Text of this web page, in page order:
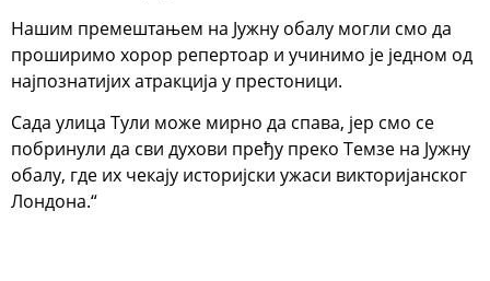
Нашим премештањем на Јужну обалу могли смо да
проширимо хорор репертоар и учинимо је једном од
најпознатијих атракција у престоници.
Сада улица Тули може мирно да спава, јер смо се
побринули да сви духови пређу преко Темзе на Јужну
обалу, где их чекају историјски ужаси викторијанског
Лондона.“